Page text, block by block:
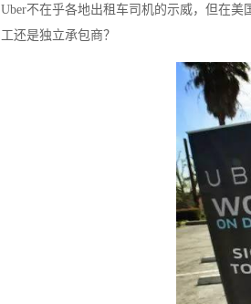
Uber不在乎各地出租车司机的示威，但在
工还是独立承包商？